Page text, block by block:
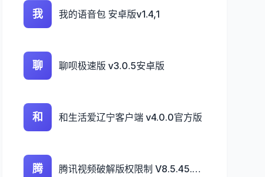
我 我的语音包 安卓版v1.4,1
聊 聊呗极速版 v3.0.5安卓版
和 和生活爱辽宁客户端 v4.0.0官方版
腾 腾讯视频破解版权限制 V8.5.45.26564安卓版